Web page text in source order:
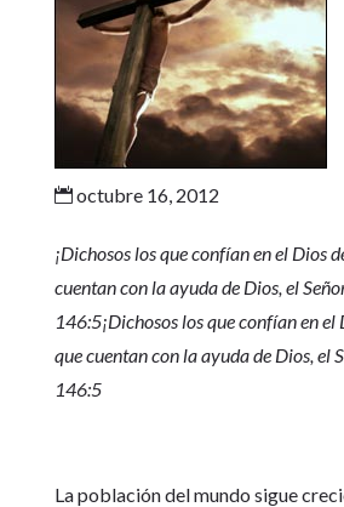
octubre 16, 2012
¡Dichosos los que confían en el Dios
cuentan con la ayuda de Dios, el
146:5¡Dichosos los que confían en el
que cuentan con la ayuda de Dios, el
146:5
La población del mundo sigue